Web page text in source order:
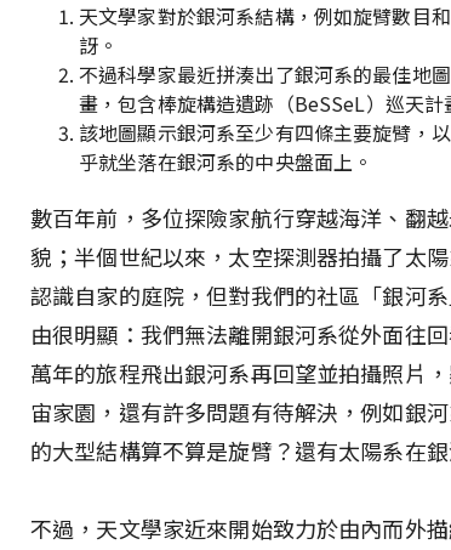
天文學家對於銀河系結構，例如旋臂數目
訝。
不過科學家最近拼湊出了銀河系的最佳地
畫，包含棒旋構造遺跡（BeSSeL）巡天計
該地圖顯示銀河系至少有四條主要旋臂，
乎就坐落在銀河系的中央盤面上。
數百年前，多位探險家航行穿越海洋、翻
貌；半個世紀以來，太空探測器拍攝了太
認識自家的庭院，但對我們的社區「銀河
由很明顯：我們無法離開銀河系從外面往
萬年的旅程飛出銀河系再回望並拍攝照片
宙家園，還有許多問題有待解決，例如銀
的大型結構算不算是旋臂？還有太陽系在
不過，天文學家近來開始致力於由內而外